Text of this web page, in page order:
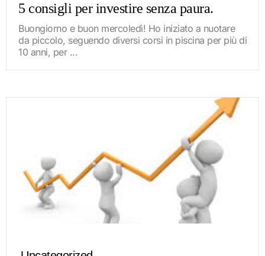
5 consigli per investire senza paura.
Buongiorno e buon mercoledì! Ho iniziato a nuotare
da piccolo, seguendo diversi corsi in piscina per più di
10 anni, per ...